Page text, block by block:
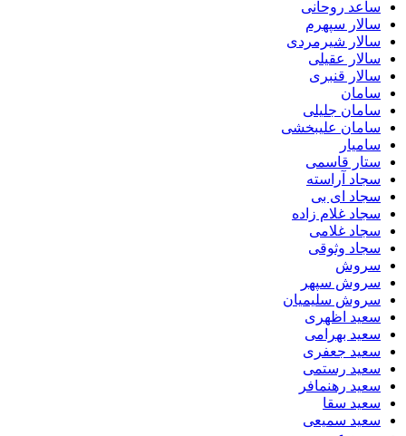
ساعد روحانی
سالار سپهرم
سالار شیرمردی
سالار عقیلی
سالار قنبری
سامان
سامان جلیلی
سامان علیبخشی
سامیار
ستار قاسمی
سجاد آراسته
سجاد ای بی
سجاد غلام زاده
سجاد غلامی
سجاد وثوقى
سروش
سروش سپهر
سروش سلیمیان
سعید اظهری
سعید بهرامی
سعید جعفری
سعید رستمی
سعید رهنمافر
سعید سقا
سعید سمیعی